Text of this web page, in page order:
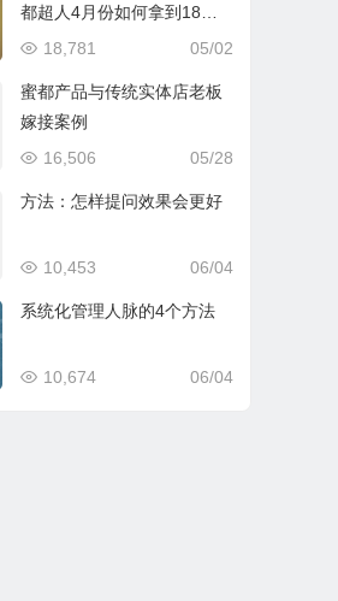
都超人4月份如何拿到18万
的奖励，正在冲击50万05/02
18,781
蜜都产品与传统实体店老板
嫁接案例
05/28
16,506
方法：怎样提问效果会更好
06/04
10,453
系统化管理人脉的4个方法
06/04
10,674